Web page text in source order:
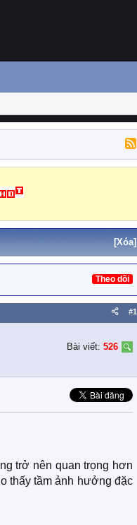
[Xóa]
Theo dõi
#1
Bài viết: 526
trở nên quan trọng hơn
thấy tầm ảnh hưởng đặc